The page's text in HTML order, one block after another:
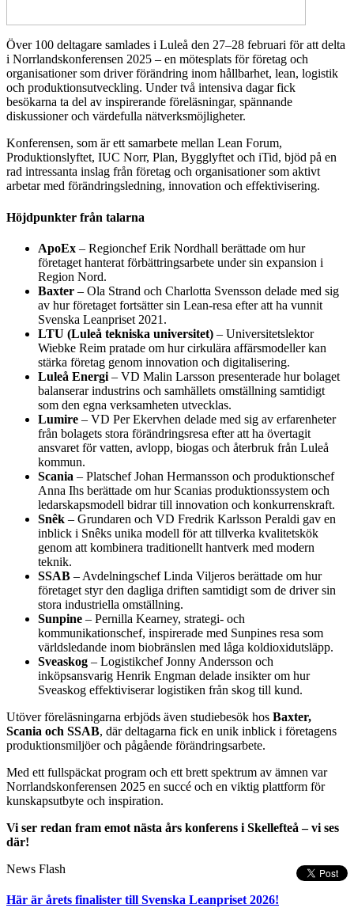
Över 100 deltagare samlades i Luleå den 27–28 februari för att delta
i Norrlandskonferensen 2025 – en mötesplats för företag och
organisationer som driver förändring inom hållbarhet, lean, logistik
och produktionsutveckling. Under två intensiva dagar fick
besökarna ta del av inspirerande föreläsningar, spännande
diskussioner och värdefulla nätverksmöjligheter.
Konferensen, som är ett samarbete mellan Lean Forum,
Produktionslyftet, IUC Norr, Plan, Bygglyftet och iTid, bjöd på en
rad intressanta inslag från företag och organisationer som aktivt
arbetar med förändringsledning, innovation och effektivisering.
Höjdpunkter från talarna
ApoEx – Regionchef Erik Nordhall berättade om hur
företaget hanterat förbättringsarbete under sin expansion i
Region Nord.
Baxter – Ola Strand och Charlotta Svensson delade med sig
av hur företaget fortsätter sin Lean-resa efter att ha vunnit
Svenska Leanpriset 2021.
LTU (Luleå tekniska universitet) – Universitetslektor
Wiebke Reim pratade om hur cirkulära affärsmodeller kan
stärka företag genom innovation och digitalisering.
Luleå Energi – VD Malin Larsson presenterade hur bolaget
balanserar industrins och samhällets omställning samtidigt
som den egna verksamheten utvecklas.
Lumire – VD Per Ekervhen delade med sig av erfarenheter
från bolagets stora förändringsresa efter att ha övertagit
ansvaret för vatten, avlopp, biogas och återbruk från Luleå
kommun.
Scania – Platschef Johan Hermansson och produktionschef
Anna Ihs berättade om hur Scanias produktionssystem och
ledarskapsmodell bidrar till innovation och konkurrenskraft.
Snêk – Grundaren och VD Fredrik Karlsson Peraldi gav en
inblick i Snêks unika modell för att tillverka kvalitetskök
genom att kombinera traditionellt hantverk med modern
teknik.
SSAB – Avdelningschef Linda Viljeros berättade om hur
företaget styr den dagliga driften samtidigt som de driver sin
stora industriella omställning.
Sunpine – Pernilla Kearney, strategi- och
kommunikationschef, inspirerade med Sunpines resa som
världsledande inom biobränslen med låga koldioxidutsläpp.
Sveaskog – Logistikchef Jonny Andersson och
inköpsansvarig Henrik Engman delade insikter om hur
Sveaskog effektiviserar logistiken från skog till kund.
Utöver föreläsningarna erbjöds även studiebesök hos Baxter,
Scania och SSAB, där deltagarna fick en unik inblick i företagens
produktionsmiljöer och pågående förändringsarbete.
Med ett fullspäckat program och ett brett spektrum av ämnen var
Norrlandskonferensen 2025 en succé och en viktig plattform för
kunskapsutbyte och inspiration.
Vi ser redan fram emot nästa års konferens i Skellefteå – vi ses
där!
News Flash
Här är årets finalister till Svenska Leanpriset 2026!